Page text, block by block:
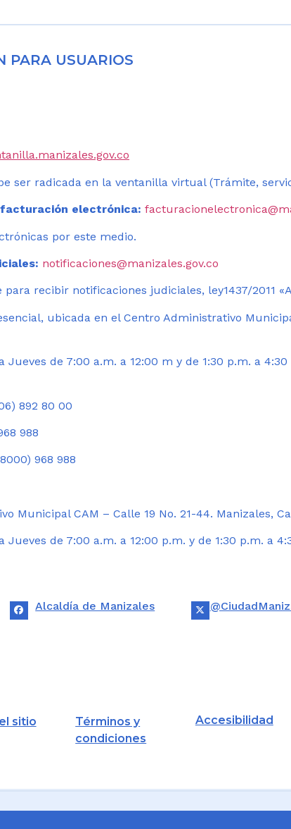
PARA USUARIOS
ser radicada en la ventanilla virtual (Trámite,
electrónica:
por este medio.
notificaciones@manizales.gov.co
recibir notificaciones judiciales, ley1437/2011
ubicada en el Centro Administrativo
Jueves de 7:00 a.m. a 12:00 m y de 1:30 p.m. a
892 80 00
988
968 988
Municipal CAM – Calle 19 No. 21-44. Manizales,
Jueves de 7:00 a.m. a 12:00 p.m. y de 1:30 p.m. a
Alcaldía de Manizales
sitio
Términos y
condiciones
Accesibilidad